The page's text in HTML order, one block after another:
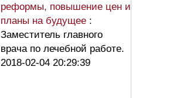
реформы, повышение цен и
планы на будущее :
Заместитель главного
врача по лечебной работе.
2018-02-04 20:29:39